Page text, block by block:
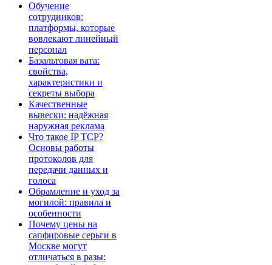
Обучение
сотрудников:
платформы, которые
вовлекают линейный
персонал
Базальтовая вата:
свойства,
характеристики и
секреты выбора
Качественные
вывески: надёжная
наружная реклама
Что такое IP TCP?
Основы работы
протоколов для
передачи данных и
голоса
Обрамление и уход за
могилой: правила и
особенности
Почему цены на
сапфировые серьги в
Москве могут
отличаться в разы: